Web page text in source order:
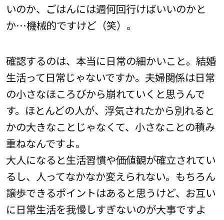
いのか、ごはんには週何回行けばいいのかと
か…機械的ですけど（笑）。
確認するのは、本当に日常の細かいこと。結婚
生活って日常じゃないですか。夫婦関係は日常
の小さなほころびから崩れていくと思うんで
す。ほとんどの人が、浮気されたから別れると
かの大きなことじゃなくて、小さなことの積み
重ねなんですよ。
大人になると生活習慣や価値観が確立されてい
るし、人ってなかなか変えられない。もちろん
譲歩できるポイントはあると思うけど、お互い
に日常生活を我慢しすぎないのが大事ですよ